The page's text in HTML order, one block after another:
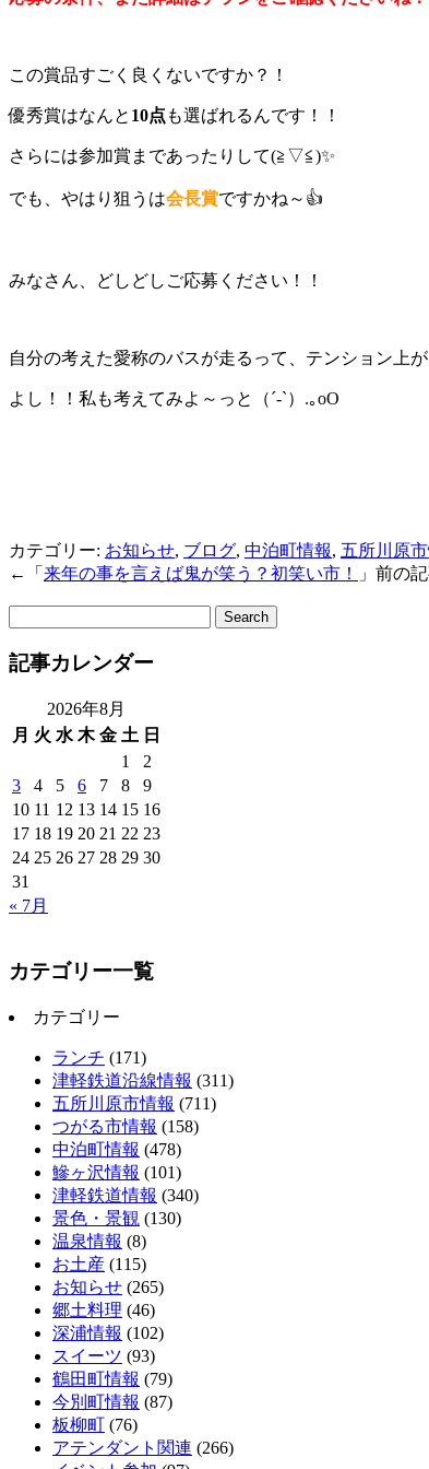
この賞品すごく良くないですか？！
優秀賞はなんと 10点 も選ばれるんです！！
さらには参加賞まであったりして(≧▽≦)✨
でも、やはり狙うは会長賞ですかね～👍
みなさん、どしどしご応募ください！！
自分の考えた愛称のバスが走るって、テンション上が
よし！！私も考えてみよ～っと（´-`）.｡oO
カテゴリー: お知らせ, ブログ, 中泊町情報, 五所川原
←「 来年の事を言えば鬼が笑う？初笑い市！ 」前の
ト
索:
記事カレンダー
2026年8月
月 火 水 木 金 土 日
1
2
3
4 5 6 7 8
9
10 11 12 13 14 15 16
17 18 19 20 21 22 23
24 25 26 27 28 29 30
31
« 7月
カテゴリー一覧
カテゴリー
ランチ (171)
津軽鉄道沿線情報 (311)
五所川原市情報 (711)
つがる市情報 (158)
中泊町情報 (478)
鰺ヶ沢情報 (101)
津軽鉄道情報 (340)
景色・景観 (130)
温泉情報 (8)
お土産 (115)
お知らせ (265)
郷土料理 (46)
深浦情報 (102)
スイーツ (93)
鶴田町情報 (79)
今別町情報 (87)
板柳町 (76)
アテンダント関連 (266)